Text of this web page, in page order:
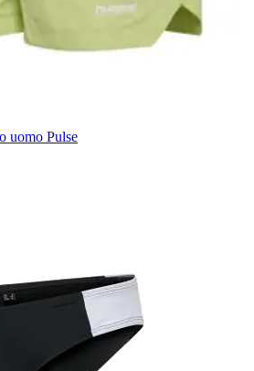
uomo Pulse